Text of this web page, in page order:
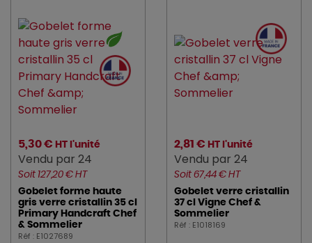
5,30 € HT l'unité
Vendu par 24
Soit 127,20 € HT
Gobelet forme haute
gris verre cristallin 35 cl
Primary Handcraft Chef
& Sommelier
Réf : E1027689
2,81 € HT l'unité
Vendu par 24
Soit 67,44 € HT
Gobelet verre cristallin
37 cl Vigne Chef &
Sommelier
Réf : E1018169